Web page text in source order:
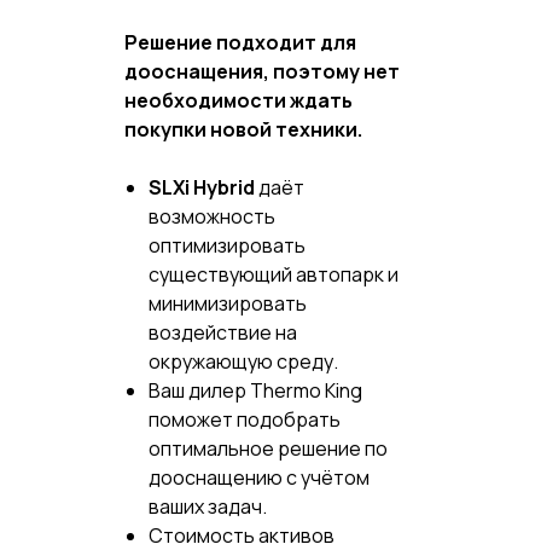
Решение подходит для
дооснащения, поэтому нет
необходимости ждать
покупки новой техники.
SLXi Hybridдаёт
возможность
оптимизировать
существующий автопарк и
минимизировать
воздействие на
окружающую среду.
Ваш дилер Thermo King
поможет подобрать
оптимальное решение по
дооснащению с учётом
ваших задач.
Стоимость активов